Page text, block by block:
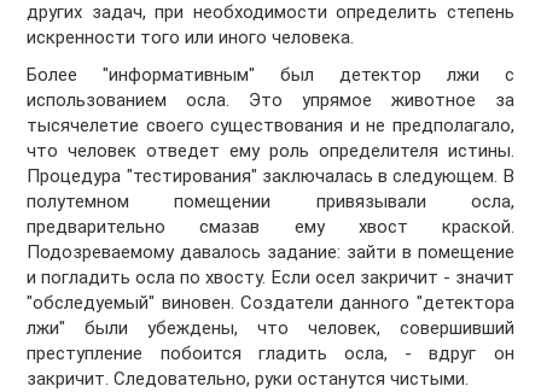
других задач, при необходимости определить степень
искренности того или иного человека.
Более "информативным" был детектор лжи с
использованием осла. Это упрямое животное за
тысячелетие своего существования и не предполагало,
что человек отведет ему роль определителя истины.
Процедура "тестирования" заключалась в следующем. В
полутемном помещении привязывали осла,
предварительно смазав ему хвост краской.
Подозреваемому давалось задание: зайти в помещение
и погладить осла по хвосту. Если осел закричит - значит
"обследуемый" виновен. Создатели данного "детектора
лжи" были убеждены, что человек, совершивший
преступление побоится гладить осла, - вдруг он
закричит. Следовательно, руки останутся чистыми.